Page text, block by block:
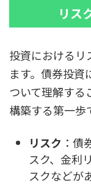
リス
投資におけるリ
ます。債券投資
ついて理解する
構築する第一歩
リスク ：債
スク、金利
スクなどが